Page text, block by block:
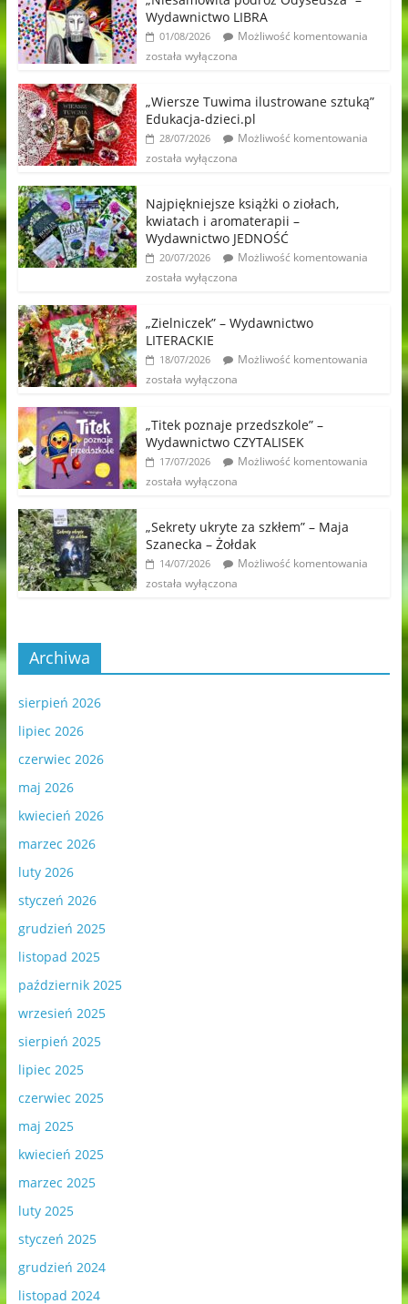
Wydawnictwo LIBRA
01/08/2026
Możliwość komentowania
została wyłączona
„Wiersze Tuwima ilustrowane sztuką”
Edukacja-dzieci.pl
28/07/2026
Możliwość komentowania
została wyłączona
Najpiękniejsze książki o ziołach,
kwiatach i aromaterapii –
Wydawnictwo JEDNOŚĆ
20/07/2026
Możliwość komentowania
została wyłączona
„Zielniczek” – Wydawnictwo
LITERACKIE
18/07/2026
Możliwość komentowania
została wyłączona
„Titek poznaje przedszkole” –
Wydawnictwo CZYTALISEK
17/07/2026
Możliwość komentowania
została wyłączona
„Sekrety ukryte za szkłem” – Maja
Szanecka – Żołdak
14/07/2026
Możliwość komentowania
została wyłączona
Archiwa
sierpień 2026
lipiec 2026
czerwiec 2026
maj 2026
kwiecień 2026
marzec 2026
luty 2026
styczeń 2026
grudzień 2025
listopad 2025
październik 2025
wrzesień 2025
sierpień 2025
lipiec 2025
czerwiec 2025
maj 2025
kwiecień 2025
marzec 2025
luty 2025
styczeń 2025
grudzień 2024
listopad 2024